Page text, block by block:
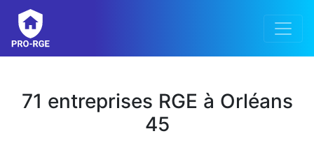
71 entreprises RGE à Orléans
45